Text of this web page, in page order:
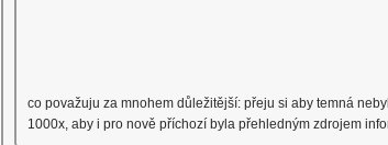
co považuju za mnohem důležitější: přeju si aby temná
1000x, aby i pro nově příchozí byla přehledným zdrojem